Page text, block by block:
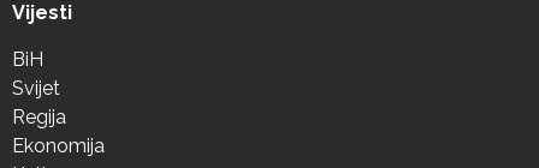
Vijesti
BiH
Svijet
Regija
Ekonomija